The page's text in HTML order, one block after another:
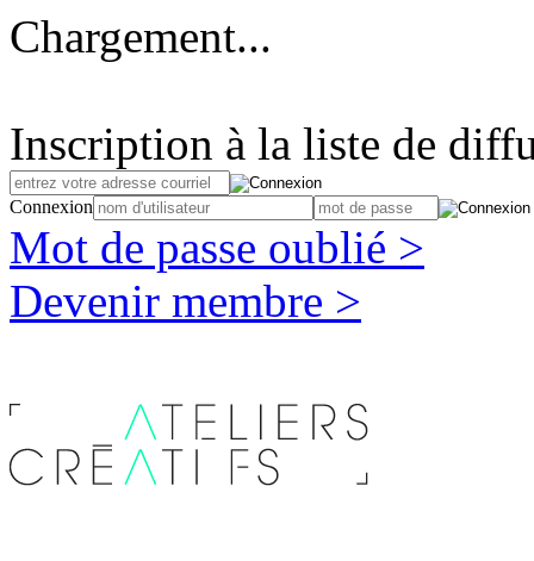
Chargement...
Inscription à la liste de
Connexion
Mot de passe oublié >
Devenir membre >